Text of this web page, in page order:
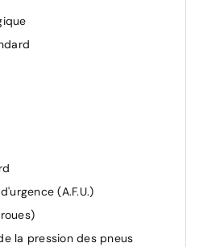
(A.F.U.)
la pression des pneus